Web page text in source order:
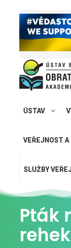
ÚSTAV
VEŘEJNOST A
SLUŽBY
Pták